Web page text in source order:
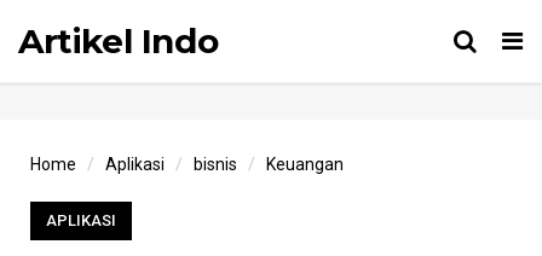
Artikel Indo
Home Aplikasi bisnis Keuangan
APLIKASI